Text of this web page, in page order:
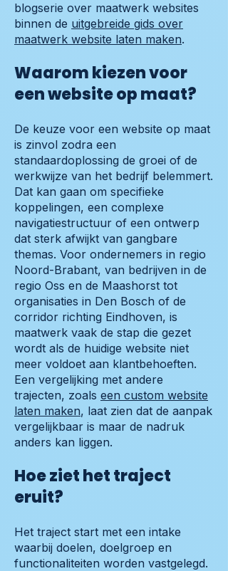
blogserie over maatwerk websites
binnen de uitgebreide gids over
maatwerk website laten maken.
Waarom kiezen voor
een website op maat?
De keuze voor een website op maat
is zinvol zodra een
standaardoplossing de groei of de
werkwijze van het bedrijf belemmert.
Dat kan gaan om specifieke
koppelingen, een complexe
navigatiestructuur of een ontwerp
dat sterk afwijkt van gangbare
themas. Voor ondernemers in regio
Noord-Brabant, van bedrijven in de
regio Oss en de Maashorst tot
organisaties in Den Bosch of de
corridor richting Eindhoven, is
maatwerk vaak de stap die gezet
wordt als de huidige website niet
meer voldoet aan klantbehoeften.
Een vergelijking met andere
trajecten, zoals een custom website
laten maken, laat zien dat de aanpak
vergelijkbaar is maar de nadruk
anders kan liggen.
Hoe ziet het traject
eruit?
Het traject start met een intake
waarbij doelen, doelgroep en
functionaliteiten worden vastgelegd.